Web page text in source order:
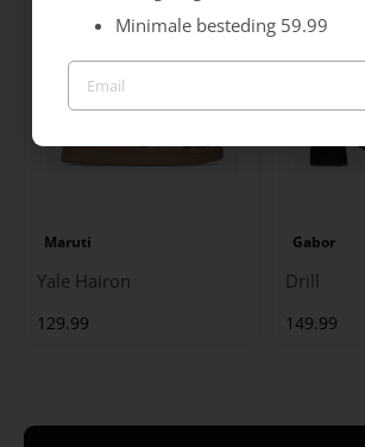
Maruti
Yale Hairon
129.99
Gabor
Drill
149.99
Minimale besteding 59.99